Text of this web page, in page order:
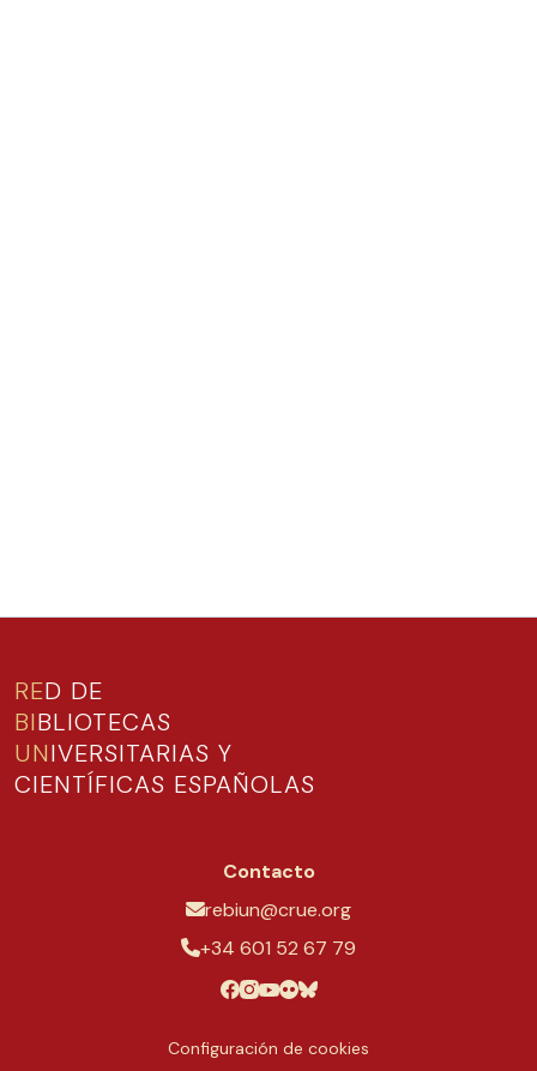
RED DE
BIBLIOTECAS
UNIVERSITARIAS Y
CIENTÍFICAS ESPAÑOLAS
Contacto
rebiun@crue.org
+34 601 52 67 79
Configuración de cookies